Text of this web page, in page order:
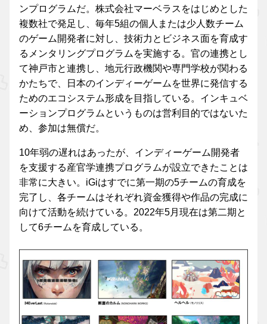
ンプログラムだ。株式会社マーベラスをはじめとした
複数社で発足し、毎年5組の個人または少人数チーム
のゲーム開発者に対し、技術力とビジネス面を育成す
るメンタリングプログラムを実施する。官の連携とし
て神戸市と連携し、地元行政機関や専門学校が関わる
かたちで、日本のインディーゲームを世界に発信する
ためのエコシステム形成を目指している。インキュベ
ーションプログラムというものは営利目的ではないた
め、参加は無償だ。
10年弱の遅れはあったが、インディーゲーム開発者
を支援する産官学連携プログラムが設立できたことは
非常に大きい。iGiはすでに第一期の5チームの育成を
完了し、各チームはそれぞれ資金獲得や作品の完成に
向けて活動を続けている。2022年5月現在は第二期と
して6チームを育成している。